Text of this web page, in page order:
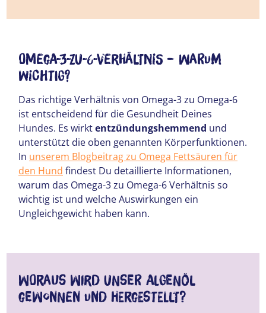
Omega-3-zu-6-Verhältnis – warum
wichtig?
Das richtige Verhältnis von Omega-3 zu Omega-6
ist entscheidend für die Gesundheit Deines
Hundes. Es wirktentzündungshemmend und
unterstützt die oben genannten Körperfunktionen.
In unserem Blogbeitrag zu Omega Fettsäuren für
den Hund findest Du detaillierte Informationen,
warum das Omega-3 zu Omega-6 Verhältnis so
wichtig ist und welche Auswirkungen ein
Ungleichgewicht haben kann.
Woraus wird unser Algenöl
gewonnen und hergestellt?